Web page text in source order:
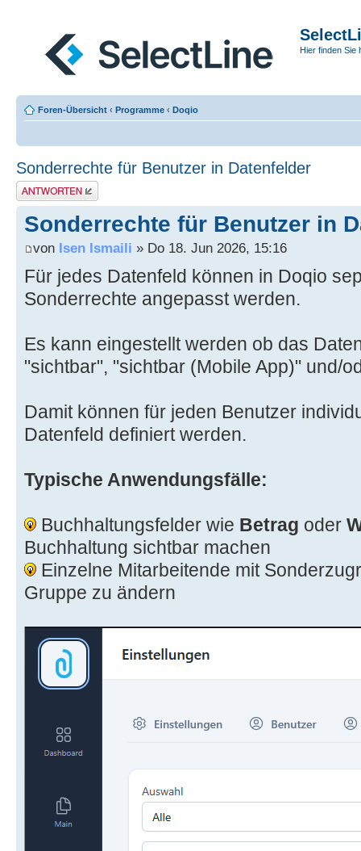
Hier finden Sie
Foren-Übersicht ‹ Programme ‹ Doqio
Sonderrechte für Benutzer in Datenfelder
Antwort erstellen
Sonderrechte für Benutzer in
von Isen Ismaili » Do 18. Jun 2026, 15:16
Für jedes Datenfeld können in Doqio
Sonderrechte angepasst werden.
Es kann eingestellt werden ob das
"sichtbar", "sichtbar (Mobile App)" und/
Damit können für jeden Benutzer
Datenfeld definiert werden.
Typische Anwendungsfälle:
Buchhaltungsfelder wie Betrag oder
Buchhaltung sichtbar machen
Einzelne Mitarbeitende mit
Gruppe zu ändern